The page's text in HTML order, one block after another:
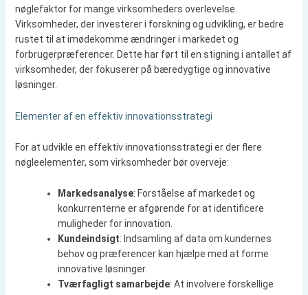
nøglefaktor for mange virksomheders overlevelse.
Virksomheder, der investerer i forskning og udvikling, er bedre
rustet til at imødekomme ændringer i markedet og
forbrugerpræferencer. Dette har ført til en stigning i antallet af
virksomheder, der fokuserer på bæredygtige og innovative
løsninger.
Elementer af en effektiv innovationsstrategi
For at udvikle en effektiv innovationsstrategi er der flere
nøgleelementer, som virksomheder bør overveje:
Markedsanalyse: Forståelse af markedet og
konkurrenterne er afgørende for at identificere
muligheder for innovation.
Kundeindsigt: Indsamling af data om kundernes
behov og præferencer kan hjælpe med at forme
innovative løsninger.
Tværfagligt samarbejde: At involvere forskellige